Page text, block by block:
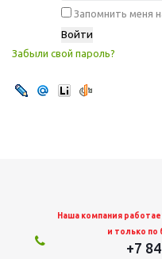
Запомнить меня
Забыли свой пароль?
Наша компания
и только по
+7